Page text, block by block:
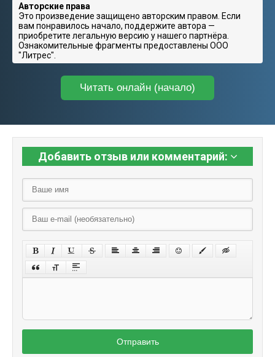
Авторские права
Это произведение защищено авторским правом. Если
вам понравилось начало, поддержите автора —
приобретите легальную версию у нашего партнёра.
Ознакомительные фрагменты предоставлены ООО
"Литрес".
Читать онлайн (начало)
Добавить отзыв или комментарий:
Отправить